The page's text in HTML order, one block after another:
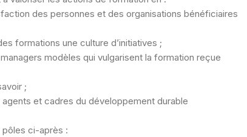
des personnes et des organisations bénéficiaires
formations une culture d’initiatives ;
modèles qui vulgarisent la formation reçue
;
agents et cadres du développement durable
pôles ci-après :